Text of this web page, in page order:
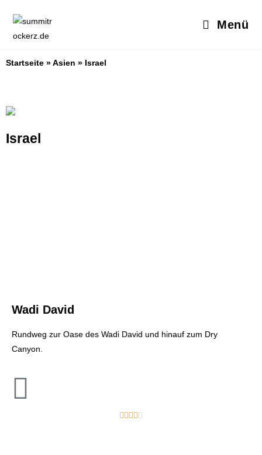
Menü
Startseite »Asien » Israel
Israel
Wadi David
Rundweg zur Oase des Wadi David und hinauf zum Dry
Canyon.
    